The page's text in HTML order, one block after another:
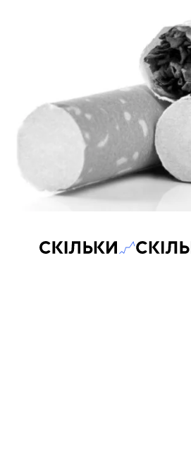
Скільки-скільки? —